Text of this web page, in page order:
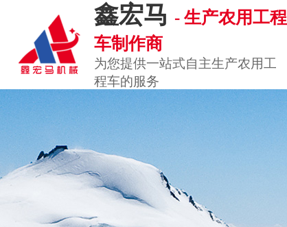
鑫宏马 - 生产农用工程
车制作商
为您提供一站式自主生产农用工
程车的服务